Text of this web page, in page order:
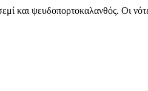
και ψευδοπορτοκαλανθός. Οι